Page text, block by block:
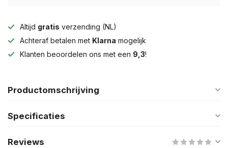
Altijd gratis verzending (NL)
Achteraf betalen met Klarna mogelijk
Klanten beoordelen ons met een 9,3!
Productomschrijving
Specificaties
Reviews